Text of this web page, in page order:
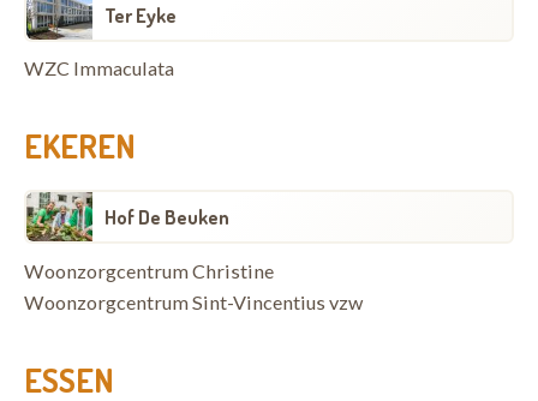
Ter Eyke
WZC Immaculata
EKEREN
Hof De Beuken
Woonzorgcentrum Christine
Woonzorgcentrum Sint-Vincentius vzw
ESSEN